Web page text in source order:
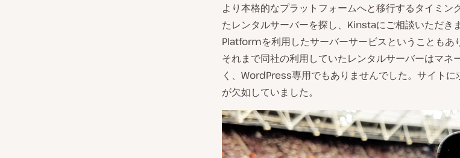
より本格的なプラットフォームへと移行するタイミン
たレンタルサーバーを探し、Kinstaにご相談いただき
Platformを利用したサーバーサービスということもあ
それまで同社の利用していたレンタルサーバーはマネ
く、WordPress専用でもありませんでした。サイト
が欠如していました。